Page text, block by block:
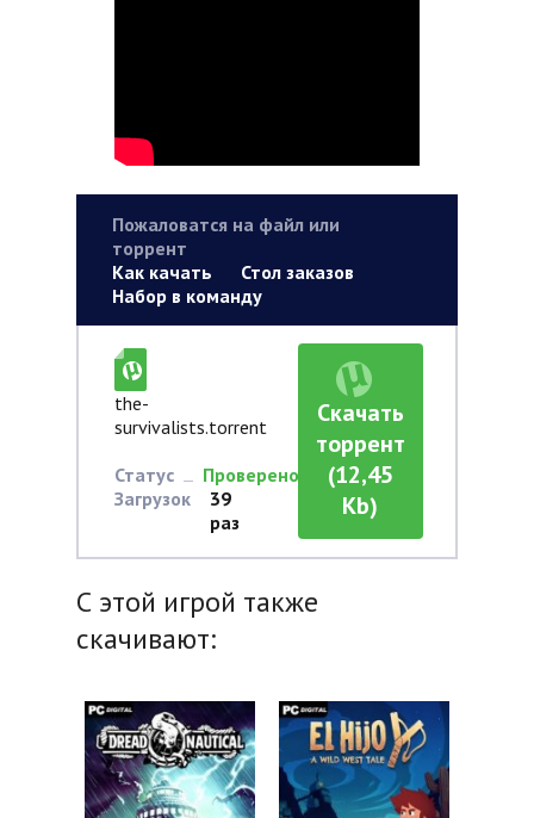
Пожаловатся на файл или
торрент
Как качать
Стол заказов
Набор в команду
the-
survivalists.torrent
Статус
Проверено
Загрузок
39
раз
Скачать
торрент
(12,45
Kb)
С этой игрой также
скачивают: